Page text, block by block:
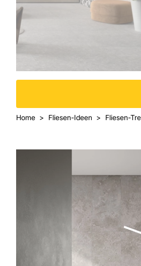
Home Fliesen-Ideen Fliesen-